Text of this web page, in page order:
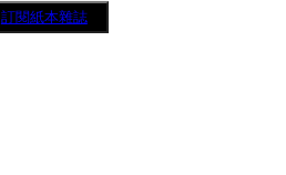
訂閱紙本雜誌